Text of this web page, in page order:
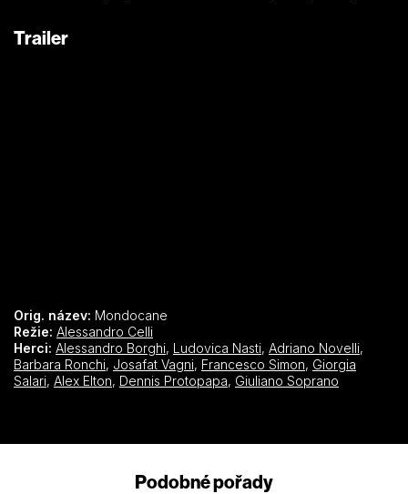
Trailer
Orig. název: Mondocane
Režie: Alessandro Celli
Herci: Alessandro Borghi, Ludovica Nasti, Adriano Novelli,
Barbara Ronchi, Josafat Vagni, Francesco Simon, Giorgia
Salari, Alex Elton, Dennis Protopapa, Giuliano Soprano
Podobné pořady